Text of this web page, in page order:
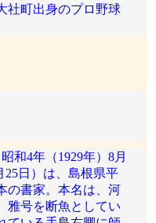
社町出身のプロ野球
和4年（1929年）8月
25日）は、島根県平
の書家。本名は、河
雅号を断魚としてい